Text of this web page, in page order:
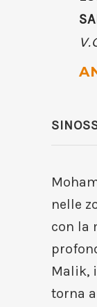
nelle
con la
Malik,
torna